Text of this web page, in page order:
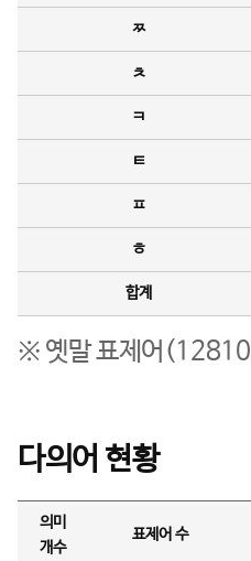
ㅉ
ㅊ
ㅋ
ㅌ
ㅍ
ㅎ
합계
※ 옛말 표제어(12810
다의어 현황
의미
개수
표제어 수